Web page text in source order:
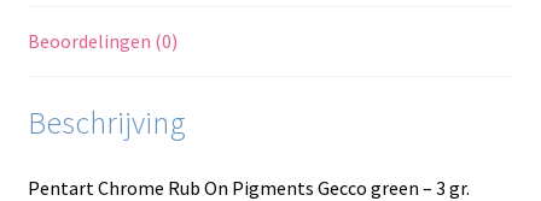
Beoordelingen (0)
Beschrijving
Pentart Chrome Rub On Pigments Gecco green – 3 gr.